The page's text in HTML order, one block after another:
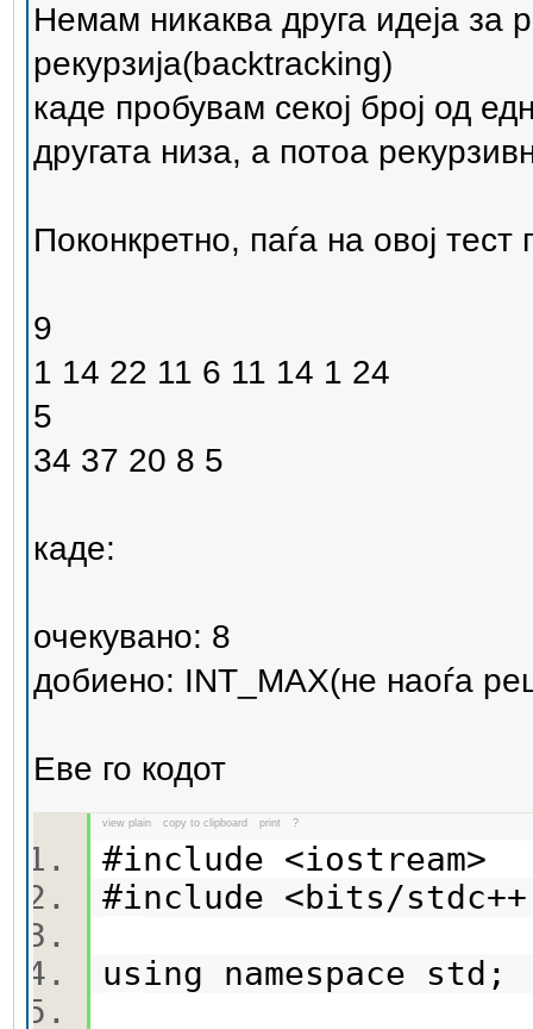
Немам никаква друга идеја
рекурзија(backtracking)
каде пробувам секој број од
другата низа, а потоа
Поконкретно, паѓа на овој тест
9
1 14 22 11 6 11 14 1 24
5
34 37 20 8 5
каде:
очекувано: 8
добиено: INT_MAX(не наоѓа
Еве го кодот
view plain copy to clipboard print ?
#include <iostream>
#include <bits/
using namespace